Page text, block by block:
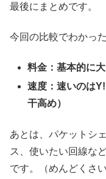
最後にまとめです。
今回の比較でわかっ
料金：基本的に
速度：速いのは
干高め）
あとは、パケットシ
ス、使いたい回線な
です。（めんどくさ